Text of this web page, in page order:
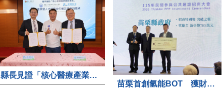
縣長見證「核心醫療產業推動園區」產學合作簽約儀式
苗栗首創氫能BOT 獲財政部「突破之翼」肯定